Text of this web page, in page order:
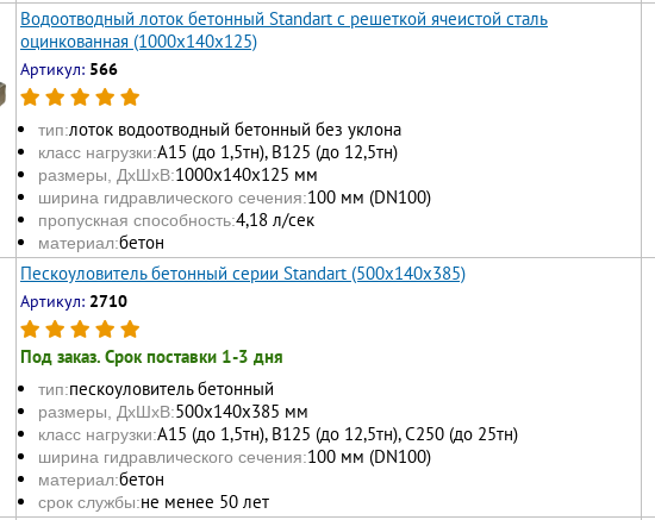
Водоотводный лоток бетонный Standart с решеткой ячеистой сталь
оцинкованная (1000x140x125)
Артикул: 566
тип:лоток водоотводный бетонный без уклона
класс нагрузки:А15 (до 1,5тн), В125 (до 12,5тн)
размеры, ДхШхВ:1000х140х125 мм
ширина гидравлического сечения:100 мм (DN100)
пропускная способность:4,18 л/сек
материал:бетон
Пескоуловитель бетонный серии Standart (500x140x385)
Артикул: 2710
Под заказ. Срок поставки 1-3 дня
тип:пескоуловитель бетонный
размеры, ДхШхВ:500x140x385 мм
класс нагрузки:А15 (до 1,5тн), В125 (до 12,5тн), С250 (до 25тн)
ширина гидравлического сечения:100 мм (DN100)
материал:бетон
срок службы:не менее 50 лет